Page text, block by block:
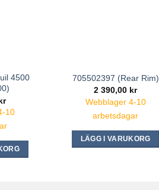
4500
10
705502397 (Rear Rim)
2 390,00 kr
Webblager 4-10
arbetsdagar
LÄGG I VARUKORG